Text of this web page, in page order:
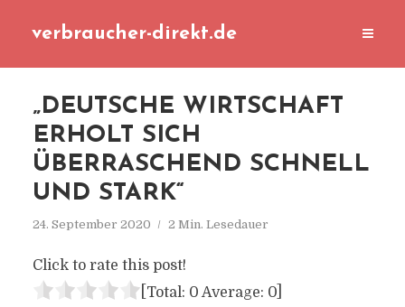
verbraucher-direkt.de
„DEUTSCHE WIRTSCHAFT
ERHOLT SICH
ÜBERRASCHEND SCHNELL
UND STARK“
24. September 2020 2 Min. Lesedauer
Click to rate this post!
[Total: 0 Average: 0]